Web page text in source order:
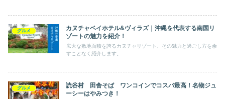
グルメ
カヌチャベイホテル&ヴィラズ｜沖縄を代表する南国リ
ゾートの魅力を紹介！
広大な敷地面積を誇るカヌチャリゾート、その魅力と過ごし方を余
すことなく紹介します。
グルメ
読谷村 田舎そば ワンコインでコスパ最高！名物ジュ
ーシーはやみつき！